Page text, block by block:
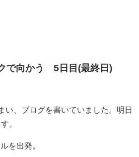
で向かう 5日目(最終日)
い、ブログを書いていました。明日
。
を出発。